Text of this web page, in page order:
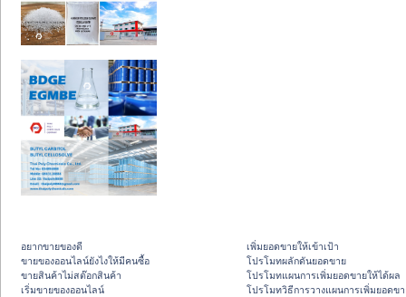
อยากขายของดี
ขายของออนไลน์ยังไงให้มีคนซื้อ
ขายสินค้าไม่สต๊อกสินค้า
เริ่มขายของออนไลน์
เพิ่มยอดขายให้เข้าเป้า
โปรโมทผลักดันยอดขาย
โปรโมทแผนการเพิ่มยอดขายให้ได้ผล
โปรโมทวิธีการวางแผนการเพิ่มยอดข